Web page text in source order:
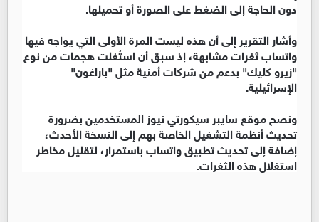
دون الحاجة إلى الضغط على الصورة أو تحميلها.
وأشار التقرير إلى أن هذه ليست المرة الأولى التي يواجه فيها
واتساب ثغرات مشابهة، إذ سبق أن استُغلت هجمات من نوع
"زيرو كليك" بدعم من شركات أمنية مثل "باراغون"
الإسرائيلية.
ونصح موقع سايبر سيكورتي نيوز المستخدمين بضرورة
تحديث أنظمة التشغيل الخاصة بهم إلى النسخة الأحدث،
إضافة إلى تحديث تطبيق واتساب باستمرار، لتقليل مخاطر
استغلال هذه الثغرات.